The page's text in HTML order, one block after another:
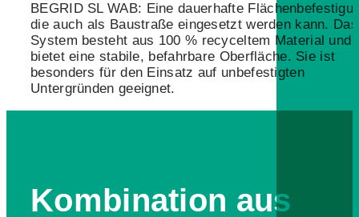
BEGRID SL WAB: Eine dauerhafte
die auch als Baustraße eingesetzt werden kann. Das
System besteht aus 100 % recyceltem Material und
bietet eine stabile, befahrbare Oberfläche. Sie ist
besonders für den Einsatz auf unbefestigten
Untergründen geeignet.
Kombination aus